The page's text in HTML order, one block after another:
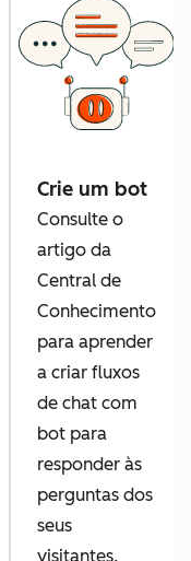
Crie um bot
Consulte o
artigo da
Central de
Conhecimento
para aprender
a criar fluxos
de chat com
bot para
responder às
perguntas dos
seus
visitantes.